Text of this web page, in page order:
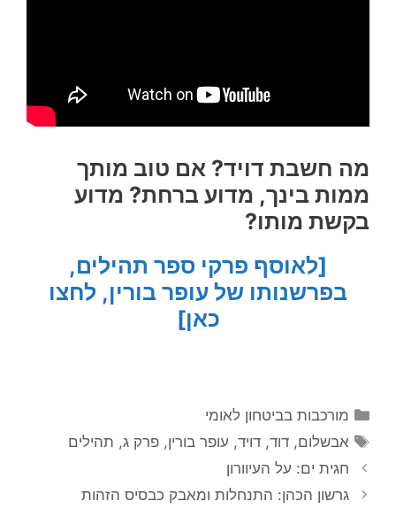
מה חשבת דויד? אם טוב מותך
ממות בינך, מדוע ברחת? מדוע
בקשת מותו?
[לאוסף פרקי ספר תהילים,
בפרשנותו של עופר בורין, לחצו
כאן]
קטגוריות
מורכבות בביטחון לאומי
תגיות
אבשלום,דוד,דויד, עופר בורין,פרק ג, תהילים
חגית ים: על העיוורון
גרשון הכהן: התנחלות ומאבק כבסיס הזהות